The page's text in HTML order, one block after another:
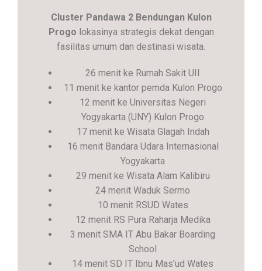
Cluster Pandawa 2 Bendungan Kulon
Progo lokasinya strategis dekat dengan
fasilitas umum dan destinasi wisata.
26 menit ke Rumah Sakit UII
11 menit ke kantor pemda Kulon Progo
12 menit ke Universitas Negeri
Yogyakarta (UNY) Kulon Progo
17 menit ke Wisata Glagah Indah
16 menit Bandara Udara Internasional
Yogyakarta
29 menit ke Wisata Alam Kalibiru
24 menit Waduk Sermo
10 menit RSUD Wates
12 menit RS Pura Raharja Medika
3 menit SMA IT Abu Bakar Boarding
School
14 menit SD IT Ibnu Mas'ud Wates